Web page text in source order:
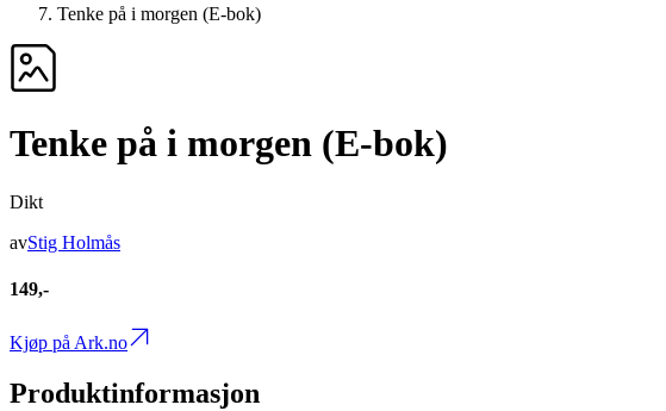
Tenke på i morgen (E-bok)
Tenke på i morgen (E-bok)
Dikt
avStig Holmås
149,-
Kjøp på Ark.no
Produktinformasjon